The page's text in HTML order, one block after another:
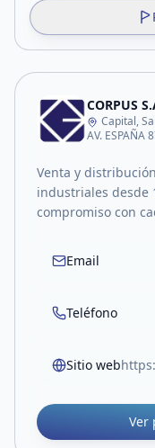
CORPUS
Capital,
AV. ESPAÑA
Venta y
industriales desde
compromiso con
Email
Teléfono
Sitio web
Ver